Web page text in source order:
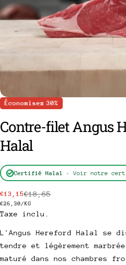
Économisez 30%
Contre-filet Angus
Halal
Certifié Halal · Voir notre
Prix
de
€13,15
Prix
habituel
€18,65
PRIX
UNITAIRE
€26,30/PAR
KG
Taxe inclu.
L'Angus Hereford Halal se
tendre et légèrement
maturé dans nos chambres
Partager ce produit
poser une
Votre
Votre
Votre